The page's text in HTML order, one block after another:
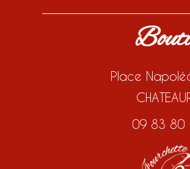
Place
09 83 80